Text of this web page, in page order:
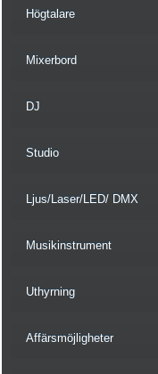
Högtalare
Mixerbord
DJ
Studio
Ljus/Laser/LED/ DMX
Musikinstrument
Uthyrning
Affärsmöjligheter